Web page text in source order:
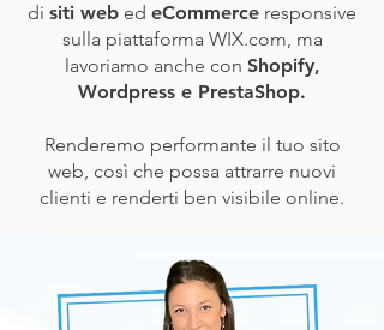
di siti web ed eCommerce responsive
sulla piattaforma WIX.com, ma
lavoriamo anche con Shopify,
Wordpress e PrestaShop.
Renderemo performante il tuo sito
web, così che possa attrarre nuovi
clienti e renderti ben visibile online.